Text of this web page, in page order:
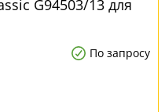
G94503/13 для
По запросу